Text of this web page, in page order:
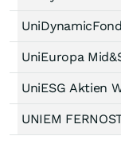
UniEuropa
UniESG Aktien
UNIEM